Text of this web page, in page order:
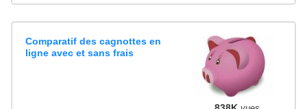
Comparatif des cagnottes en
ligne avec et sans frais